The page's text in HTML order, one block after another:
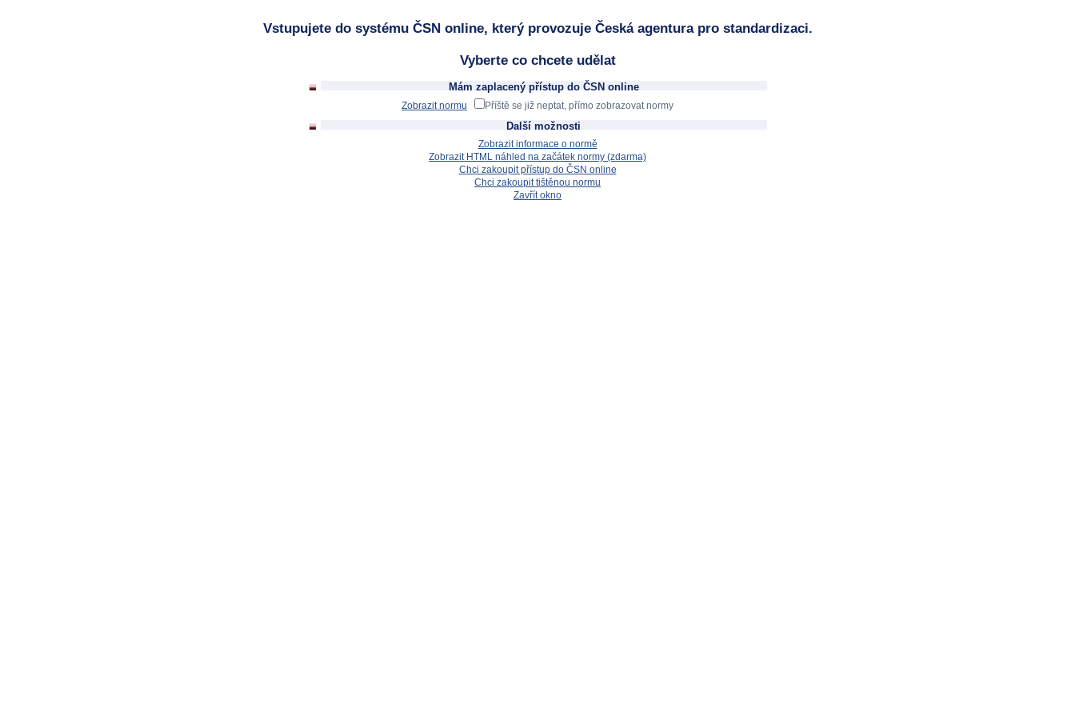
Vstupujete do systému ČSN online, který provozuje Česká agentura pro standardizaci.
Vyberte co chcete udělat
Mám zaplacený přístup do ČSN online
Zobrazit normu Příště se již neptat, přímo zobrazovat normy
Další možnosti
Zobrazit informace o normě
Zobrazit HTML náhled na začátek normy (zdarma)
Chci zakoupit přístup do ČSN online
Chci zakoupit tištěnou normu
Zavřít okno